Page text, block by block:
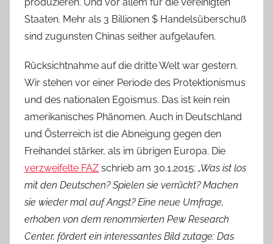
Staaten. Mehr als 3 Billionen $ Handelsüberschuß
sind zugunsten Chinas seither aufgelaufen.
Rücksichtnahme auf die dritte Welt war gestern.
Wir stehen vor einer Periode des Protektionismus
und des nationalen Egoismus. Das ist kein rein
amerikanisches Phänomen. Auch in Deutschland
und Österreich ist die Abneigung gegen den
Freihandel stärker, als im übrigen Europa. Die
verzweifelte FAZ schrieb am 30.1.2015: „Was ist los
mit den Deutschen? Spielen sie verrückt? Machen
sie wieder mal auf Angst? Eine neue Umfrage,
erhoben von dem renommierten Pew Research
Center, fördert ein interessantes Bild zutage: Das